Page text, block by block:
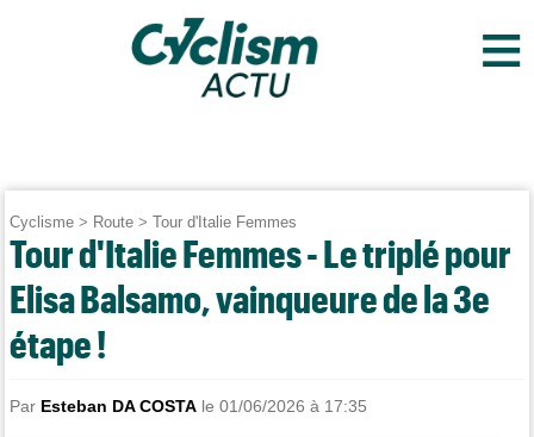
≡
Cyclisme > Route >Tour d'Italie Femmes
Tour d'Italie Femmes - Le triplé pour
Elisa Balsamo, vainqueure de la 3e
étape !
Par Esteban DA COSTA le 01/06/2026 à 17:35